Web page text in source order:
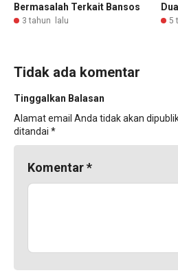
Bermasalah Terkait Bansos
3 tahun lalu 5
Tidak ada komentar
Tinggalkan Balasan
Alamat email Anda tidak akan
ditandai *
Komentar*